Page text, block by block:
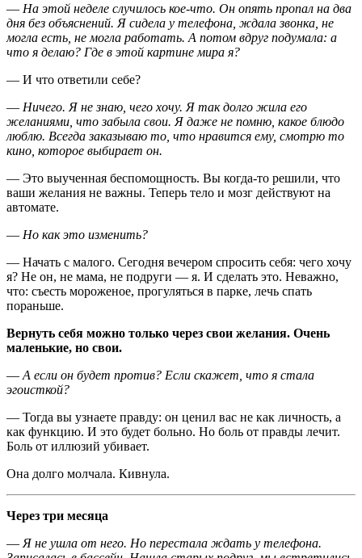
— На этой неделе случилось кое-что. Он опять пропал на два
дня без объяснений. Я сидела у телефона, ждала звонка, не
могла есть, не могла работать. А потом вдруг подумала: а
что я делаю? Где в этой картине мира я?
— И что ответили себе?
— Ничего. Я не знаю, чего хочу. Я так долго жила его
желаниями, что забыла свои. Я даже не помню, какое блюдо
люблю. Всегда заказываю то, что нравится ему, смотрю то
кино, которое выбирает он.
— Это выученная беспомощность. Вы когда-то решили, что
ваши желания не важны. Теперь тело и мозг действуют на
автомате.
— Но как это изменить?
— Начать с малого. Сегодня вечером спросить себя: чего хочу
я? Не он, не мама, не подруги — я. И сделать это. Неважно,
что: съесть мороженое, прогуляться в парке, лечь спать
пораньше.
Вернуть себя можно только через свои желания. Очень
маленькие, но свои.
— А если он будет против? Если скажет, что я стала
эгоисткой?
— Тогда вы узнаете правду: он ценил вас не как личность, а
как функцию. И это будет больно. Но боль от правды лечит.
Боль от иллюзий убивает.
Она долго молчала. Кивнула.
Через три месяца
— Я не ушла от него. Но перестала ждать у телефона.